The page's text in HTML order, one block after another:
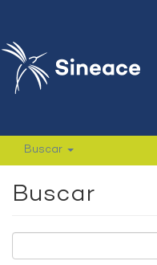
Buscar
Buscar